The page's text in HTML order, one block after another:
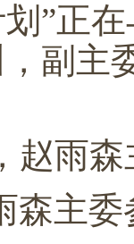
”正
副主
赵雨
森主